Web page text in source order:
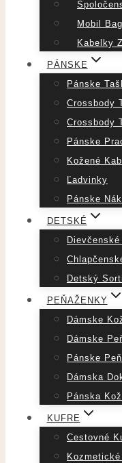
Mobil
Kabelky
PÁNSKE
Pánske
Crossbody
Crossbody
Pánske
Kožené
Ľadvinky
Pánske
DETSKÉ
Detský
PEŇAŽENKY
Dámske
Dámske
Pánske
Dámska
Pánska
KUFRE
Cestovné